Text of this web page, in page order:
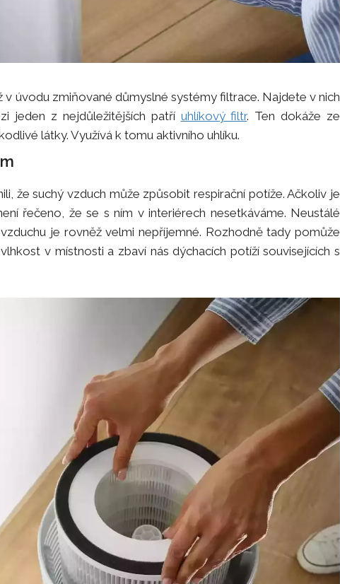
v úvodu zmiňované důmyslné systémy filtrace. Najdete v nich
jeden z nejdůležitějších patří uhlíkový filtr. Ten dokáže ze
látky. Využívá k tomu aktivního uhlíku.
že suchý vzduch může způsobit respirační potíže. Ačkoliv je
řečeno, že se s ním v interiérech nesetkáváme. Neustálé
je rovněž velmi nepříjemné. Rozhodně tady pomůže
v místnosti a zbaví nás dýchacích potíží souvisejících s